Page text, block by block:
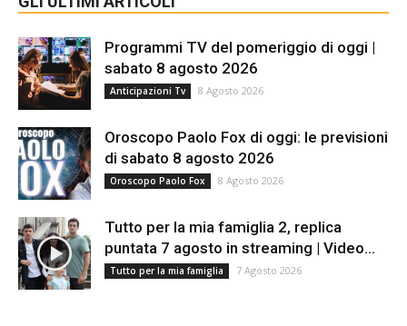
Programmi TV del pomeriggio di oggi |
sabato 8 agosto 2026
Anticipazioni Tv 8 Agosto 2026
Oroscopo Paolo Fox di oggi: le previsioni
di sabato 8 agosto 2026
Oroscopo Paolo Fox 8 Agosto 2026
Tutto per la mia famiglia 2, replica
puntata 7 agosto in streaming | Video...
Tutto per la mia famiglia 7 Agosto 2026